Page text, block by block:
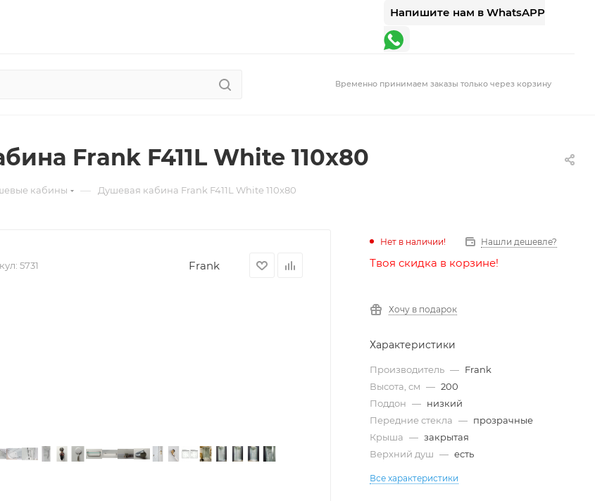
Напишите нам в WhatsAPP
Временно принимаем заказы только через корзину
Frank F411L White 110x80
кабины — Душевая кабина Frank F411L White 110x80
5731 Frank
Нет в наличии! Нашли дешевле?
Твоя скидка в корзине!
Хочу в подарок
Характеристики
Производитель — Frank
Высота, см — 200
Поддон — низкий
Передние стекла — прозрачные
Крыша — закрытая
Верхний душ — есть
Все характеристики